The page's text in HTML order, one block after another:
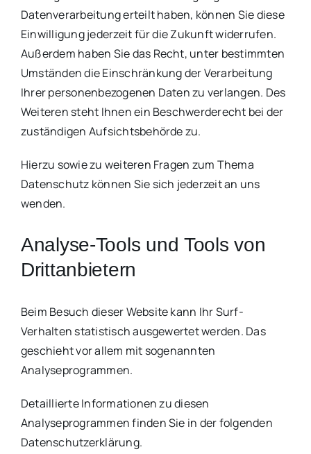
Datenverarbeitung erteilt haben, können Sie diese
Einwilligung jederzeit für die Zukunft widerrufen.
Außerdem haben Sie das Recht, unter bestimmten
Umständen die Einschränkung der Verarbeitung
Ihrer personenbezogenen Daten zu verlangen. Des
Weiteren steht Ihnen ein Beschwerderecht bei der
zuständigen Aufsichtsbehörde zu.
Hierzu sowie zu weiteren Fragen zum Thema
Datenschutz können Sie sich jederzeit an uns
wenden.
Analyse-Tools und Tools von
Dritt­anbietern
Beim Besuch dieser Website kann Ihr Surf-
Verhalten statistisch ausgewertet werden. Das
geschieht vor allem mit sogenannten
Analyseprogrammen.
Detaillierte Informationen zu diesen
Analyseprogrammen finden Sie in der folgenden
Datenschutzerklärung.